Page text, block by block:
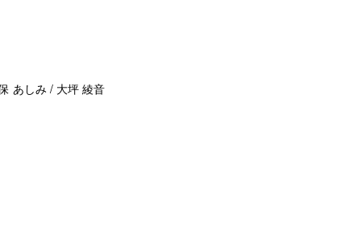
あしみ / 大坪 綾音